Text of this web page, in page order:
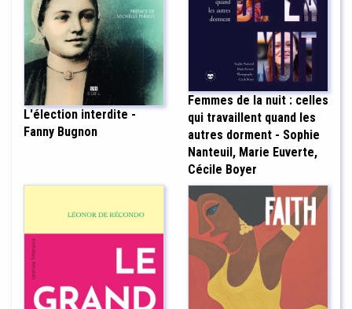
L'élection interdite -
Fanny Bugnon
Femmes de la nuit : celles
qui travaillent quand les
autres dorment - Sophie
Nanteuil, Marie Euverte,
Cécile Boyer